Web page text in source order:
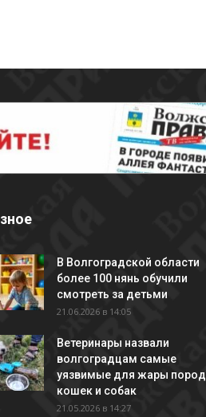
В Волгоградской области
более 100 нянь обучили
смотреть за детьми
21.06.2026 в 14:05
Ветеринары назвали
волгоградцам самые
уязвимые для жары
кошек и собак
21.05.2026 в 14:27